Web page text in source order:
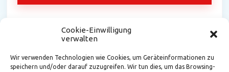
Cookie-Einwilligung
verwalten
Wir verwenden Technologien wie Cookies, um Geräteinformationen zu
speichern und/oder darauf zuzugreifen. Wir tun dies, um das Browsing-